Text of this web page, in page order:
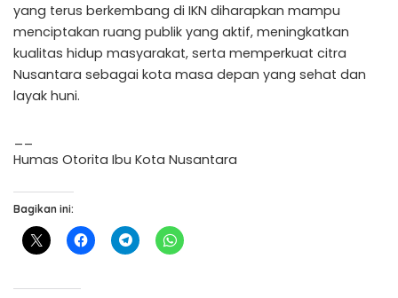
yang terus berkembang di IKN diharapkan mampu
menciptakan ruang publik yang aktif, meningkatkan
kualitas hidup masyarakat, serta memperkuat citra
Nusantara sebagai kota masa depan yang sehat dan
layak huni.
Humas Otorita Ibu Kota Nusantara
Bagikan ini: